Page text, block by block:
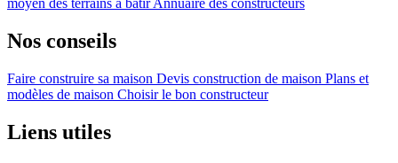
moyen des terrains à bâtirAnnuaire des constructeurs
Nos conseils
Faire construire sa maison Devis construction de maison Plans et
modèles de maison Choisir le bon constructeur
Liens utiles